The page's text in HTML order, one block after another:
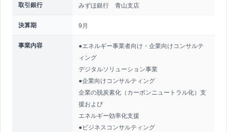
取引銀行 みずほ銀行 青山支店
決算期 9月
事業内容
●エネルギー事業者向け・企業向けコンサルテ
ィング
デジタルソリューション事業
●企業向けコンサルティング
企業の脱炭素化（カーボンニュートラル化）支
援および
エネルギー効率化支援
●ビジネスコンサルティング